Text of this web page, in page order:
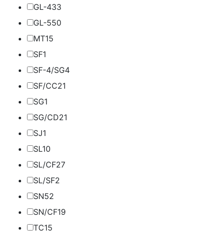
GL-433
GL-550
MT15
SF1
SF-4/SG4
SF/CC21
SG1
SG/CD21
SJ1
SL10
SL/CF27
SL/SF2
SN52
SN/CF19
TC15